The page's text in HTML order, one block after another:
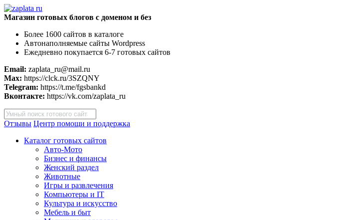
Магазин готовых блогов с доменом и без
Более 1600 сайтов в каталоге
Автонаполняемые сайты Wordpress
Ежедневно покупается 6-7 готовых сайтов
Email: zaplata_ru@mail.ru
Max: https://clck.ru/3SZQNY
Telegram: https://t.me/fgsbankd
Вконтакте: https://vk.com/zaplata_ru
Поиск
товаров
Отзывы Центр помощи и поддержка
Каталог готовых сайтов
Авто-Мото
Бизнес и финансы
Женский раздел
Животные
Игры и развлечения
Компьютеры и IT
Культура и искусство
Мебель и быт